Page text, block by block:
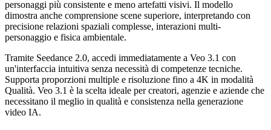
personaggi più consistente e meno artefatti visivi. Il modello
dimostra anche comprensione scene superiore, interpretando con
precisione relazioni spaziali complesse, interazioni multi-
personaggio e fisica ambientale.
Tramite Seedance 2.0, accedi immediatamente a Veo 3.1 con
un'interfaccia intuitiva senza necessità di competenze tecniche.
Supporta proporzioni multiple e risoluzione fino a 4K in modalità
Qualità. Veo 3.1 è la scelta ideale per creatori, agenzie e aziende che
necessitano il meglio in qualità e consistenza nella generazione
video IA.